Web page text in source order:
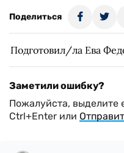
Поделиться
Подготовил/ла Ева
Заметили ошибку?
Пожалуйста,
Ctrl+Enter или